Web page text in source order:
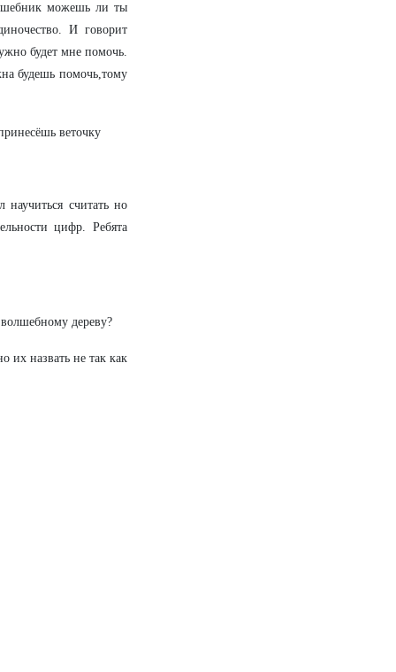
можешь ли ты
И говорит
будет мне помочь.
будешь помочь,тому
веточку
научиться считать но
цифр. Ребята
дереву?
их назвать не так как